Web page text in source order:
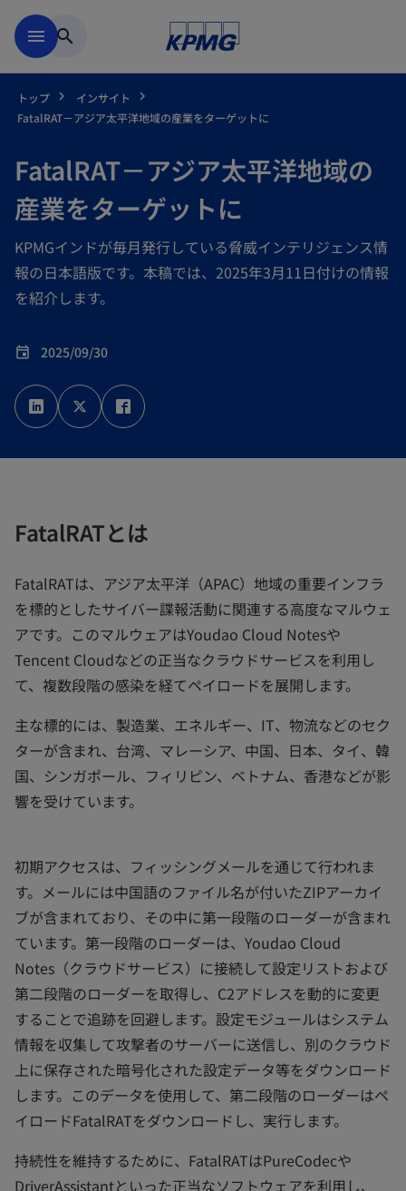
menu search
トップ
インサイト
FatalRAT－アジア太平洋地域の産業をターゲットに
FatalRAT－アジア太平洋地域の
産業をターゲットに
KPMGインドが毎月発行している脅威インテリジェンス情
報の日本語版です。本稿では、2025年3月11日付けの情報
を紹介します。
event 2025/09/30
新
し
い
タ
新
し
い
タ
し
い
FatalRATとは
FatalRATは、アジア太平洋（APAC）地域の重要インフラ
を標的としたサイバー諜報活動に関連する高度なマルウェ
アです。このマルウェアはYoudao Cloud Notesや
Tencent Cloudなどの正当なクラウドサービスを利用し
て、複数段階の感染を経てペイロードを展開します。
主な標的には、製造業、エネルギー、IT、物流などのセク
ターが含まれ、台湾、マレーシア、中国、日本、タイ、韓
国、シンガポール、フィリピン、ベトナム、香港などが影
響を受けています。
初期アクセスは、フィッシングメールを通じて行われま
す。メールには中国語のファイル名が付いたZIPアーカイ
ブが含まれており、その中に第一段階のローダーが含まれ
ています。第一段階のローダーは、Youdao Cloud
Notes（クラウドサービス）に接続して設定リストおよび
第二段階のローダーを取得し、C2アドレスを動的に変更
することで追跡を回避します。設定モジュールはシステム
情報を収集して攻撃者のサーバーに送信し、別のクラウド
上に保存された暗号化された設定データ等をダウンロード
します。このデータを使用して、第二段階のローダーはペ
イロードFatalRATをダウンロードし、実行します。
持続性を維持するために、FatalRATはPureCodecや
DriverAssistantといった正当なソフトウェアを利用し、